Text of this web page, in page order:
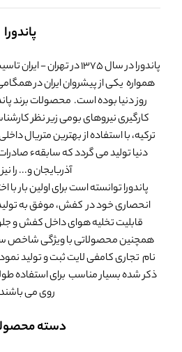
پاندورا
پاندورا در سال 1375 در تهران -
همواره یکی از پیشروان ایران در
روز دنیا بوده است. محصولات برند
کارگیری نیروهای بومی زیر نظر
ترکیه، با استفاده از بهترین متریال
دنیا تولید می گردد که سابقهء صادرات
آذربایجان و... را نیز
پاندورا توانسته است برای اولین بار
انحصاری خود در کفش، موفق به تولید
قابلیت تخلیه هوای داخل کفش و
همچنین محصولاتی با ویژگی شاخص
نام تجاری کامفی لایت ثبت و تولید
ذکر شده بسیار مناسب برای استفاده
روی می باشند.
دسته